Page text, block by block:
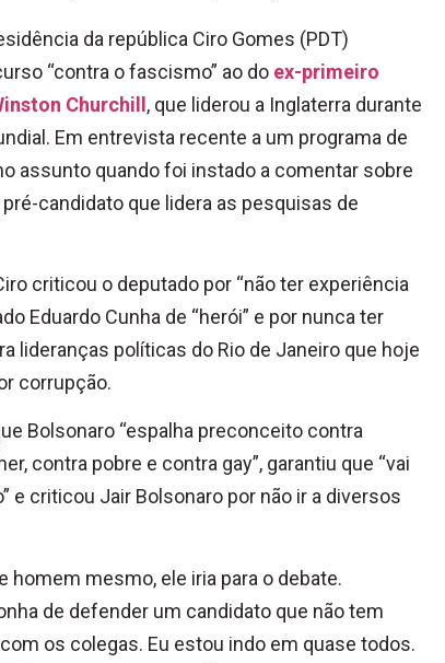
da república Ciro Gomes (PDT)
“contra o fascismo” ao do ex-primeiro
Churchill, que liderou a Inglaterra durante
Em entrevista recente a um programa de
assunto quando foi instado a comentar sobre
pré-candidato que lidera as pesquisas de
criticou o deputado por “não ter experiência
Eduardo Cunha de “herói” e por nunca ter
lideranças políticas do Rio de Janeiro que hoje
corrupção.
Bolsonaro “espalha preconceito contra
contra pobre e contra gay”, garantiu que “vai
e criticou Jair Bolsonaro por não ir a diversos
homem mesmo, ele iria para o debate.
de defender um candidato que não tem
os colegas. Eu estou indo em quase todos.